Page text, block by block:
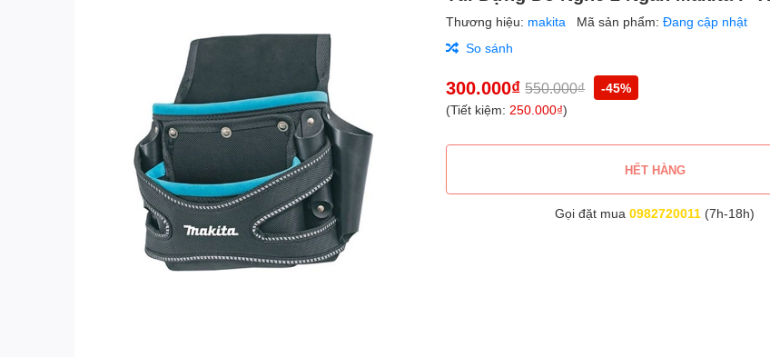
Thương hiệu: makita Mã sản phẩm:Đang cập nhật
So sánh
300.000₫ 550.000₫
-45%
(Tiết kiệm: 250.000₫)
HẾT HÀNG
Gọi đặt mua0982720011 (7h-18h)